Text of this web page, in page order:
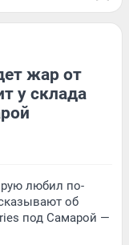
жар от
у склада
любил по-
об
под Самарой —